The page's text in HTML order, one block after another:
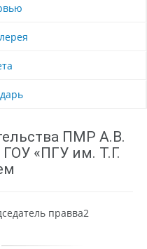
ПМР А.В.
«ПГУ им. Т.Г.